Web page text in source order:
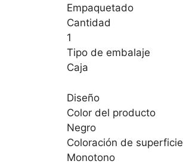
Empaquetado
Cantidad
1
Tipo de embalaje
Caja
Diseño
Color del producto
Negro
Coloración de superficie
Monotono